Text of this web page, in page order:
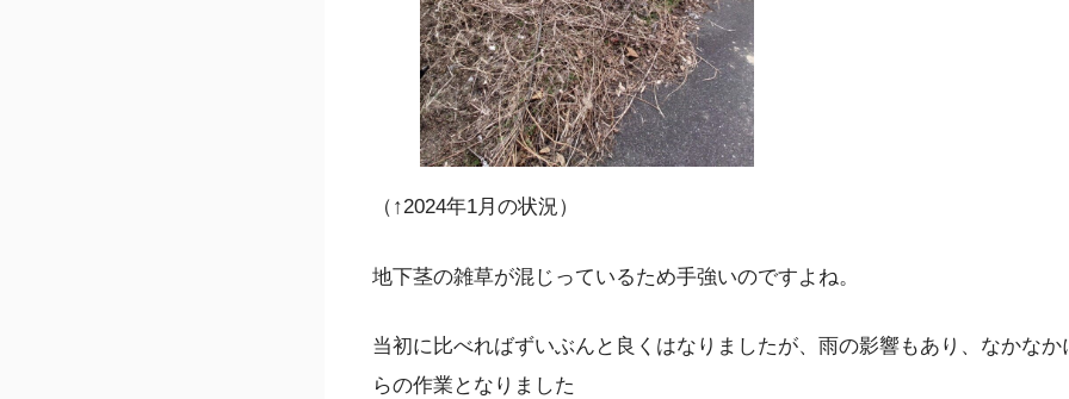
（↑2024年1月の状況）
地下茎の雑草が混じっているため手強いのですよね。
当初に比べればずいぶんと良くはなりましたが、雨の影響もあり、なかな
らの作業となりました